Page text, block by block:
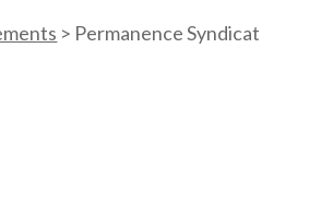
> Permanence Syndicat